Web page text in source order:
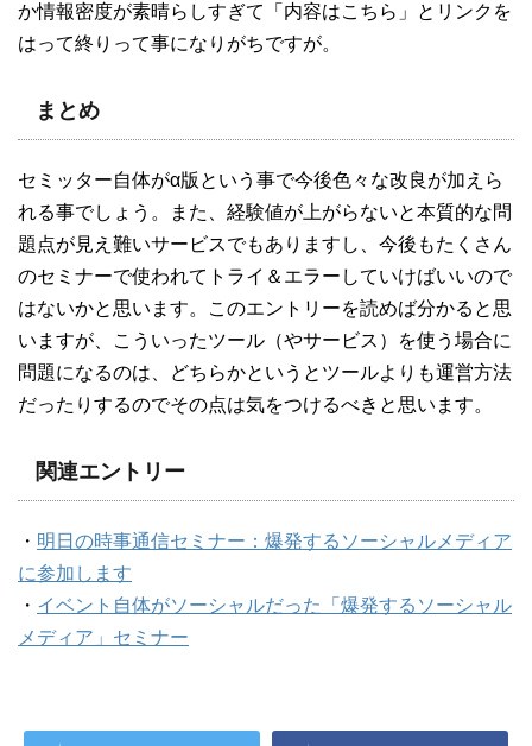
か情報密度が素晴らしすぎて「内容はこちら」とリンクを
はって終りって事になりがちですが。
まとめ
セミッター自体がα版という事で今後色々な改良が加えら
れる事でしょう。また、経験値が上がらないと本質的な問
題点が見え難いサービスでもありますし、今後もたくさん
のセミナーで使われてトライ＆エラーしていけばいいので
はないかと思います。このエントリーを読めば分かると思
いますが、こういったツール（やサービス）を使う場合に
問題になるのは、どちらかというとツールよりも運営方法
だったりするのでその点は気をつけるべきと思います。
関連エントリー
・ 明日の時事通信セミナー：爆発するソーシャルメディア
に参加します
・ イベント自体がソーシャルだった「爆発するソーシャル
メディア」セミナー